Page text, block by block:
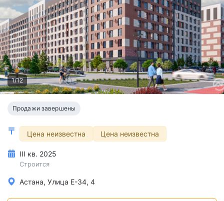
1/12
Продажи завершены
Цена неизвестна Цена неизвестна
III кв. 2025
Строится
Астана, Улица Е-34, 4